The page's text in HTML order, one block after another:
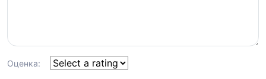
Оценка: